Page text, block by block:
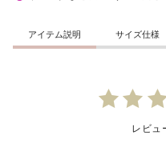
アイテム説明 サイズ仕様
レビュ